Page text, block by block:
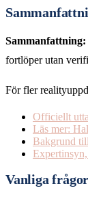
Sammanfattning:
fortlöper utan
För fler
Officiellt
Läs mer:
Bakgrund
Vanliga